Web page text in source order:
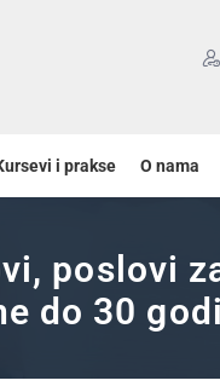
i prakse O nama
poslovi
do 30